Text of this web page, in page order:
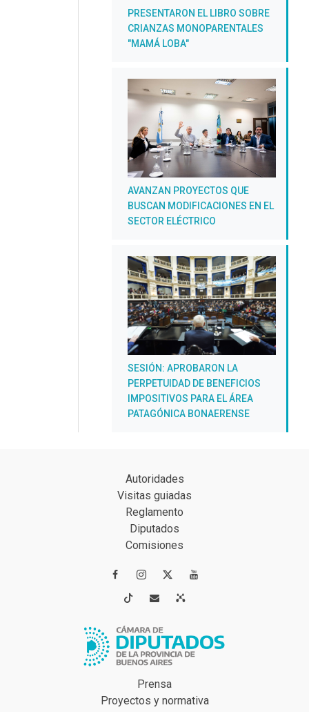
PRESENTARON EL LIBRO SOBRE
CRIANZAS MONOPARENTALES
"MAMÁ LOBA"
AVANZAN PROYECTOS QUE
BUSCAN MODIFICACIONES EN EL
SECTOR ELÉCTRICO
SESIÓN: APROBARON LA
PERPETUIDAD DE BENEFICIOS
IMPOSITIVOS PARA EL ÁREA
PATAGÓNICA BONAERENSE
Autoridades
Visitas guiadas
Reglamento
Diputados
Comisiones
 
 
Prensa
Proyectos y normativa